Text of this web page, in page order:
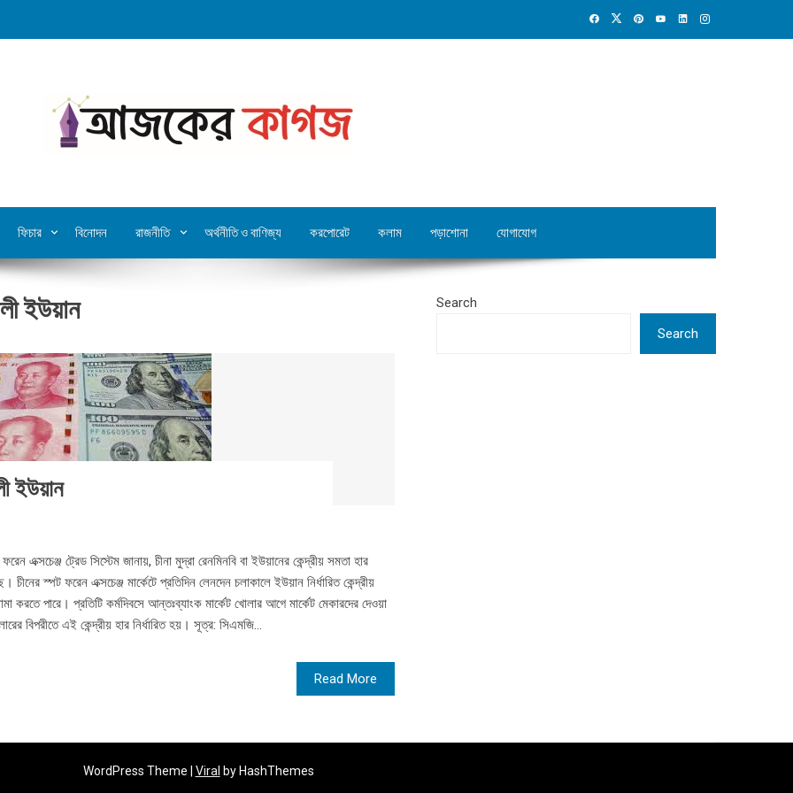
ফিচার বিনোদন রাজনীতি অর্থনীতি ও বাণিজ্য করপোরেট কলাম পড়াশোনা যোগাযোগ
ইউয়ান
ইউয়ান
এক্সচেঞ্জ ট্রেড সিস্টেম জানায়, চীনা মুদ্রা রেনমিনবি বা ইউয়ানের কেন্দ্রীয় সমতা হার
স্পট ফরেন এক্সচেঞ্জ মার্কেটে প্রতিদিন লেনদেন চলাকালে ইউয়ান নির্ধারিত কেন্দ্রীয়
করতে পারে। প্রতিটি কর্মদিবসে আন্তঃব্যাংক মার্কেট খোলার আগে মার্কেট মেকারদের দেওয়া
বিপরীতে এই কেন্দ্রীয় হার নির্ধারিত হয়। সূত্র: সিএমজি...
Read More
Search
Search
WordPress Theme | Viral by HashThemes